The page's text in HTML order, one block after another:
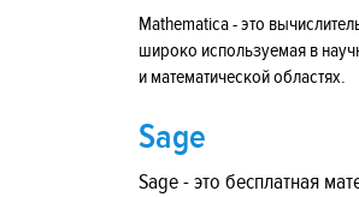
Mathematica - это
широко используемая в
и математической областях.
Sage
Sage - это бесплатная